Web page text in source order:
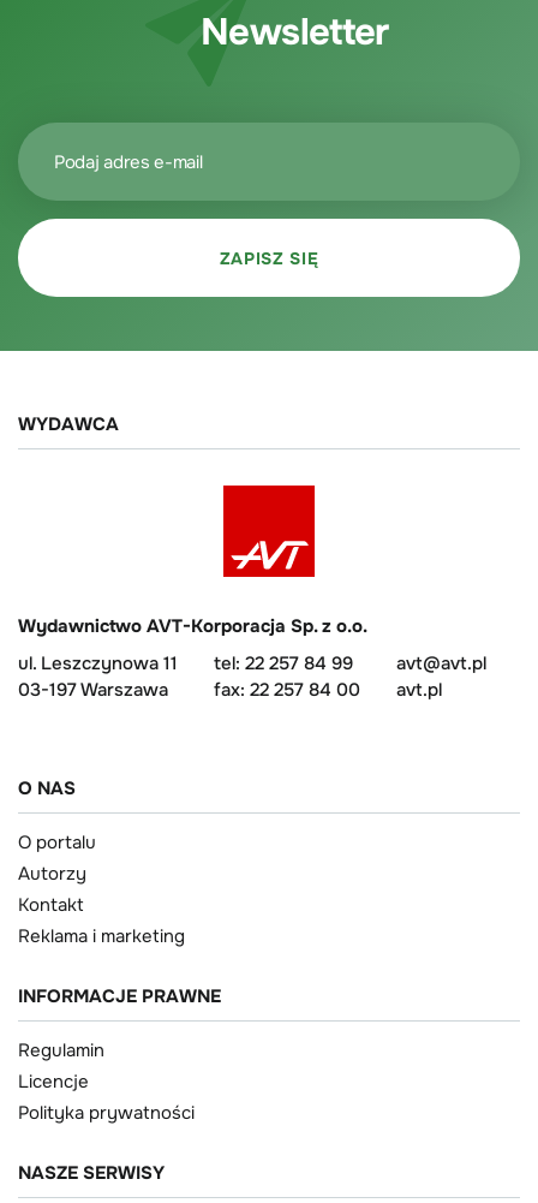
Newsletter
WYDAWCA
Wydawnictwo AVT-Korporacja Sp. z o.o.
ul. Leszczynowa 11
03-197 Warszawa
tel: 22 257 84 99
fax: 22 257 84 00
avt@avt.pl
avt.pl
O NAS
O portalu
Autorzy
Kontakt
Reklama i marketing
INFORMACJE PRAWNE
Regulamin
Licencje
Polityka prywatności
NASZE SERWISY